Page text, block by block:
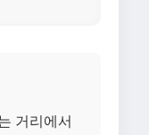
거리에서